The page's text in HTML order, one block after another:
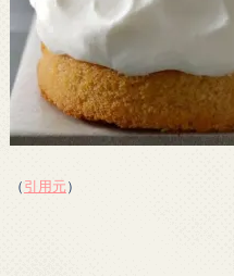
（引用元）